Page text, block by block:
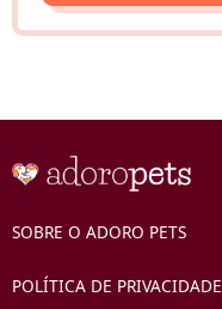
SOBRE O ADORO PETS
POLÍTICA DE PRIVACIDADE